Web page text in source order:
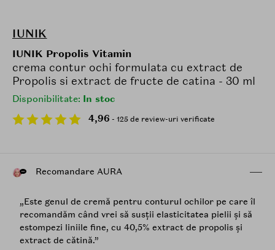
IUNIK
IUNIK Propolis Vitamin
crema contur ochi formulata cu extract de
Propolis si extract de fructe de catina - 30 ml
Disponibilitate: In stoc
4,96 - 125 de review-uri verificate
Recomandare AURA
„Este genul de cremă pentru conturul ochilor pe care îl
recomandăm când vrei să susții elasticitatea pielii și să
estompezi liniile fine, cu 40,5% extract de propolis și
extract de cătină.”